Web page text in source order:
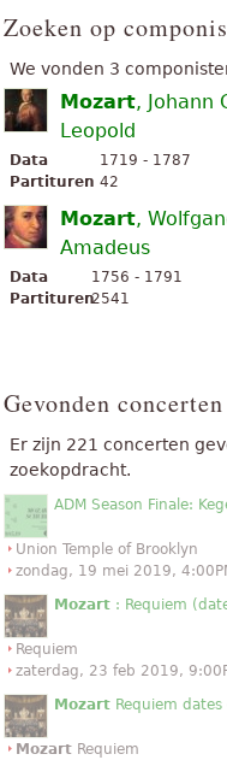
Zoeken op
We vonden 3
Mozart, Johann
Leopold
Data
1719 - 1787
Partituren 42
Mozart,
Amadeus
Data
1756 - 1791
Partituren2541
Gevonden concerten
Er zijn 221 concerten
zoekopdracht.
ADM Season Finale:
Union Temple of Brooklyn
zondag, 19 mei 2019,
Mozart : Requiem
Requiem
zaterdag, 23 feb 2019,
Mozart Requiem
Mozart Requiem